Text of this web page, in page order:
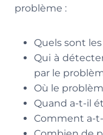
problème :
Quels sont
Qui à
par le
Où le
Quand a-t-il
Comment a-